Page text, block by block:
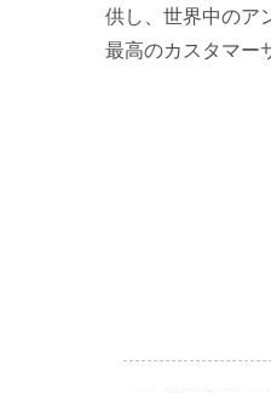
供し、世界中のア
最高のカスタマー